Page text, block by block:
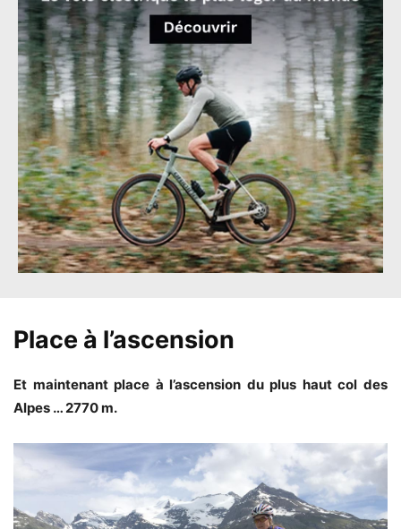
Place à l’ascension
Et maintenant place à l’ascension du plus haut col des
Alpes … 2770 m.